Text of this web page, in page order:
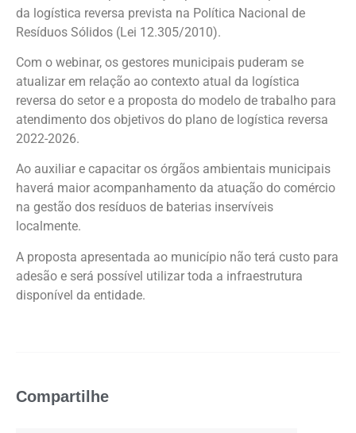
da logística reversa prevista na Política Nacional de
Resíduos Sólidos (Lei 12.305/2010).
Com o webinar, os gestores municipais puderam se
atualizar em relação ao contexto atual da logística
reversa do setor e a proposta do modelo de trabalho para
atendimento dos objetivos do plano de logística reversa
2022-2026.
Ao auxiliar e capacitar os órgãos ambientais municipais
haverá maior acompanhamento da atuação do comércio
na gestão dos resíduos de baterias inservíveis
localmente.
A proposta apresentada ao município não terá custo para
adesão e será possível utilizar toda a infraestrutura
disponível da entidade.
Compartilhe